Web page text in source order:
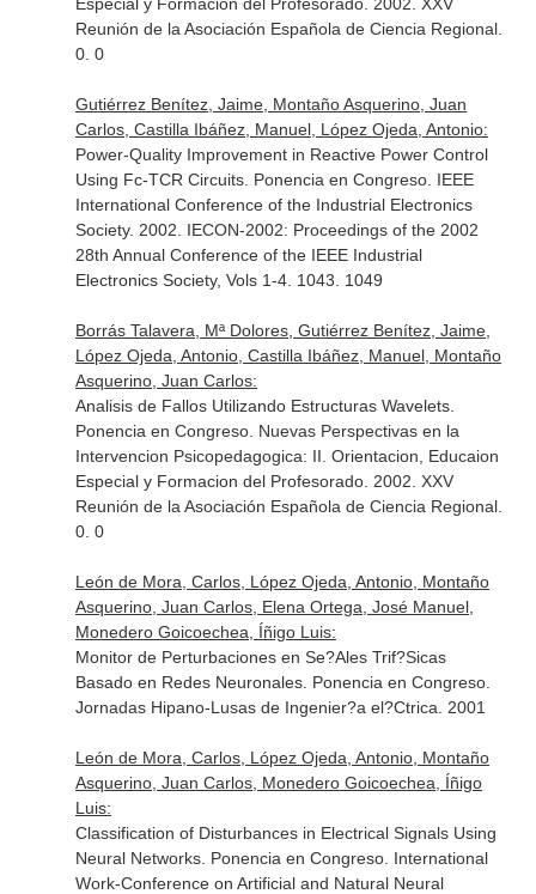
Reunión de la Asociación Española de Ciencia Regional.
0. 0
Gutiérrez Benítez, Jaime, Montaño Asquerino, Juan
Carlos, Castilla Ibáñez, Manuel, López Ojeda, Antonio:
Power-Quality Improvement in Reactive Power Control
Using Fc-TCR Circuits. Ponencia en Congreso. IEEE
International Conference of the Industrial Electronics
Society. 2002. IECON-2002: Proceedings of the 2002
28th Annual Conference of the IEEE Industrial
Electronics Society, Vols 1-4. 1043. 1049
Borrás Talavera, Mª Dolores, Gutiérrez Benítez, Jaime,
López Ojeda, Antonio, Castilla Ibáñez, Manuel, Montaño
Asquerino, Juan Carlos:
Analisis de Fallos Utilizando Estructuras Wavelets.
Ponencia en Congreso. Nuevas Perspectivas en la
Intervencion Psicopedagogica: II. Orientacion, Educaion
Especial y Formacion del Profesorado. 2002. XXV
Reunión de la Asociación Española de Ciencia Regional.
0. 0
León de Mora, Carlos, López Ojeda, Antonio, Montaño
Asquerino, Juan Carlos, Elena Ortega, José Manuel,
Monedero Goicoechea, Íñigo Luis:
Monitor de Perturbaciones en Se?Ales Trif?Sicas
Basado en Redes Neuronales. Ponencia en Congreso.
Jornadas Hipano-Lusas de Ingenier?a el?Ctrica. 2001
León de Mora, Carlos, López Ojeda, Antonio, Montaño
Asquerino, Juan Carlos, Monedero Goicoechea, Íñigo
Luis:
Classification of Disturbances in Electrical Signals Using
Neural Networks. Ponencia en Congreso. International
Work-Conference on Artificial and Natural Neural